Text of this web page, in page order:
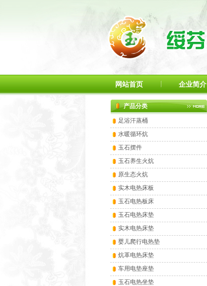
网站首页 企业简介
产品分类
足浴汗蒸桶
水暖循环炕
玉石摆件
玉石养生火炕
原生态火炕
实木电热床板
玉石电热板床
玉石电热床垫
实木电热床垫
婴儿爬行电热垫
炕革电热床垫
车用电垫座垫
玉石电热坐垫